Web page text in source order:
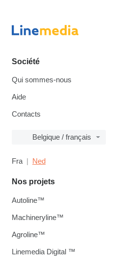
Société
Qui sommes-nous
Aide
Contacts
Belgique / français
Fra Ned
Nos projets
Autoline™
Machineryline™
Agroline™
Linemedia Digital ™